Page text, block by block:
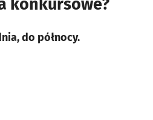
konkursowe?
do północy.